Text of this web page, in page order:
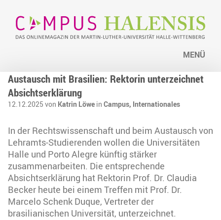
MENÜ
Austausch mit Brasilien: Rektorin unterzeichnet
Absichtserklärung
12.12.2025 von Katrin Löwe in Campus, Internationales
In der Rechtswissenschaft und beim Austausch von
Lehramts-Studierenden wollen die Universitäten
Halle und Porto Alegre künftig stärker
zusammenarbeiten. Die entsprechende
Absichtserklärung hat Rektorin Prof. Dr. Claudia
Becker heute bei einem Treffen mit Prof. Dr.
Marcelo Schenk Duque, Vertreter der
brasilianischen Universität, unterzeichnet.